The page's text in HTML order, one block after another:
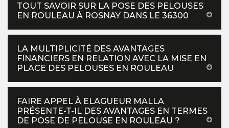
TOUT SAVOIR SUR LA POSE DES PELOUSES
EN ROULEAU À ROSNAY DANS LE 36300
LA MULTIPLICITÉ DES AVANTAGES
FINANCIERS EN RELATION AVEC LA MISE EN
PLACE DES PELOUSES EN ROULEAU
FAIRE APPEL À ELAGUEUR MALLA
PRÉSENTE-T-IL DES AVANTAGES EN TERMES
DE POSE DE PELOUSE EN ROULEAU ?